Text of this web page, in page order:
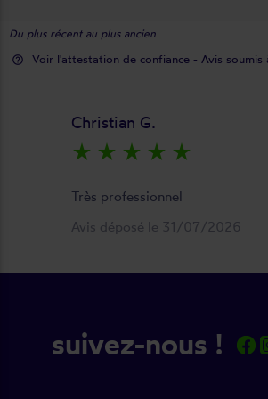
Du plus récent au plus ancien
help_outline Voir l'attestation de confiance - Avis soumis
Christian G.
star_rate star_rate star_rate star_rate star_rate
Très professionnel
Avis déposé le 31/07/2026
suivez-nous !